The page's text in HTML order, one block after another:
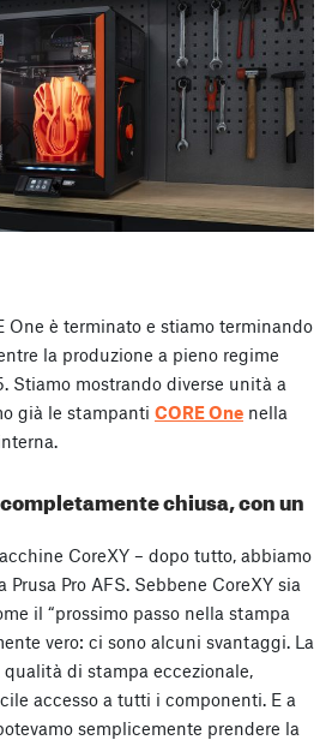
One è terminato e stiamo terminando
la produzione a pieno regime
Stiamo mostrando diverse unità a
già le stampanti CORE One nella
chiusa, con un
CoreXY – dopo tutto, abbiamo
Prusa Pro AFS. Sebbene CoreXY sia
il “prossimo passo nella stampa
vero: ci sono alcuni svantaggi. La
di stampa eccezionale,
accesso a tutti i componenti. E a
semplicemente prendere la